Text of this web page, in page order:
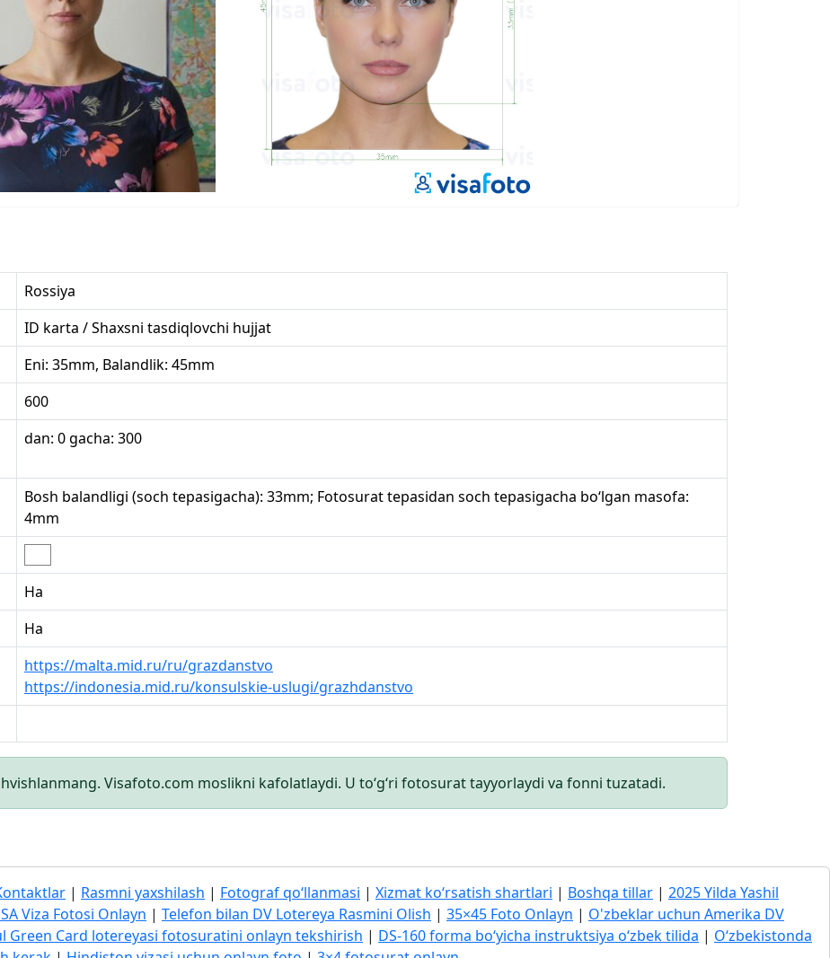
Rossiya
ID karta / Shaxsni tasdiqlovchi hujjat
Eni: 35mm, Balandlik: 45mm
600
dan: 0 gacha: 300
Bosh balandligi (soch tepasigacha): 33mm; Fotosurat tepasidan soch tepasigacha bo‘lgan masofa:
4mm
Ha
Ha
https://malta.mid.ru/ru/grazdanstvo
https://indonesia.mid.ru/konsulskie-uslugi/grazhdanstvo
Visafoto.com moslikni kafolatlaydi. U to‘g‘ri fotosurat tayyorlaydi va fonni tuzatadi.
| Rasmni yaxshilash | Fotograf qo‘llanmasi | Xizmat ko‘rsatish shartlari | Boshqa tillar | 2025 Yilda Yashil
Viza Fotosi Onlayn | Telefon bilan DV Lotereya Rasmini Olish | 35×45 Foto Onlayn | O'zbeklar uchun Amerika DV
Green Card lotereyasi fotosuratini onlayn tekshirish | DS-160 forma bo‘yicha instruktsiya o‘zbek tilida | O‘zbekistonda